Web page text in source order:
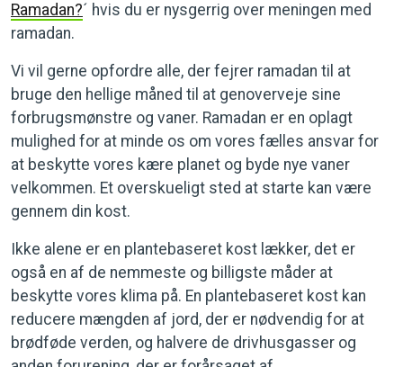
Ramadan?´ hvis du er nysgerrig over meningen med
ramadan.
Vi vil gerne opfordre alle, der fejrer ramadan til at
bruge den hellige måned til at genoverveje sine
forbrugsmønstre og vaner. Ramadan er en oplagt
mulighed for at minde os om vores fælles ansvar for
at beskytte vores kære planet og byde nye vaner
velkommen. Et overskueligt sted at starte kan være
gennem din kost.
Ikke alene er en plantebaseret kost lækker, det er
også en af de nemmeste og billigste måder at
beskytte vores klima på. En plantebaseret kost kan
reducere mængden af jord, der er nødvendig for at
brødføde verden, og halvere de drivhusgasser og